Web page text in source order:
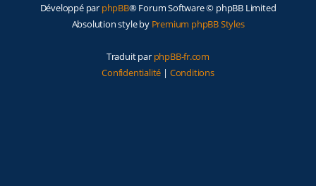
Développé par phpBB® Forum Software © phpBB Limited
Absolution style by Premium phpBB Styles
Traduit par phpBB-fr.com
Confidentialité | Conditions